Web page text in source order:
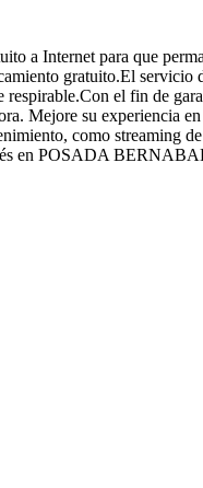
a Internet para que
gratuito.El servicio
respirable.Con el fin de
Mejore su experiencia
como streaming
en POSADA